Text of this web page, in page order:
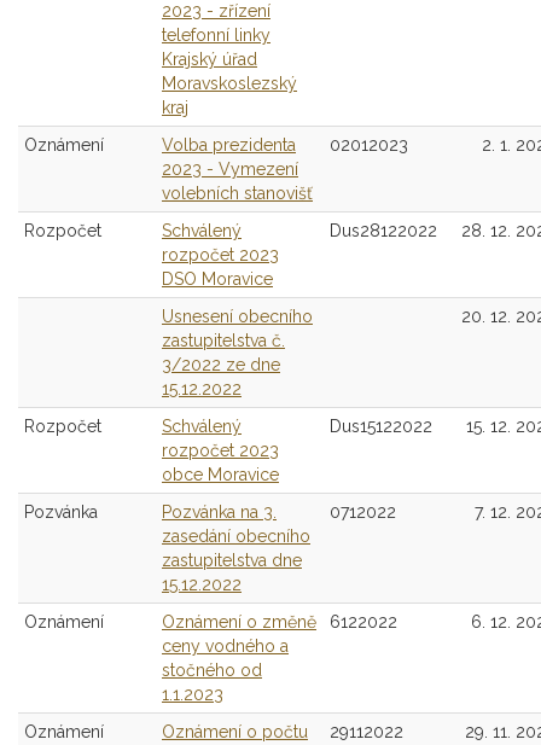
2023 - zřízení
telefonní linky
Krajský úřad
Moravskoslezský
kraj
Oznámení
Volba prezidenta
2023 - Vymezení
volebních stanovišť
02012023 2. 1.
Rozpočet
Schválený
rozpočet 2023
DSO Moravice
Dus28122022 28. 12.
Usnesení obecního
zastupitelstva č.
3/2022 ze dne
15.12.2022
20. 12.
Rozpočet
Schválený
rozpočet 2023
obce Moravice
Dus15122022 15. 12.
Pozvánka
Pozvánka na 3.
zasedání obecního
zastupitelstva dne
15.12.2022
0712022 7. 12.
Oznámení
Oznámení o změně
ceny vodného a
stočného od
1.1.2023
6122022 6. 12.
Oznámení
Oznámení o počtu
29112022 29. 11.